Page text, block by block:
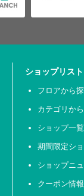
ショップリスト
フロアから
カテゴリか
ショップ一
期間限定シ
ショップニ
クーポン情報